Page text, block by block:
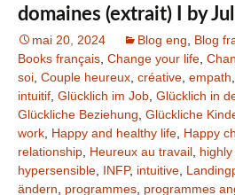
domaines (extrait) I by
mai 20, 2024 Blog eng Blog
Books français Change your life
soi Couple heureux créative empath
intuitif Glücklich im Job Glücklich in
Glückliche Beziehung Glückliche
work Happy and healthy life Happy
relationship Heureux au travail
hypersensible INFP, intuitive
ändern
programmes programmes